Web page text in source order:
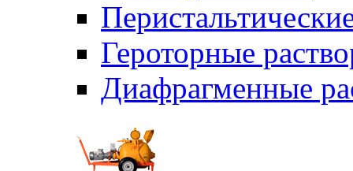
Героторные
Диафрагменные